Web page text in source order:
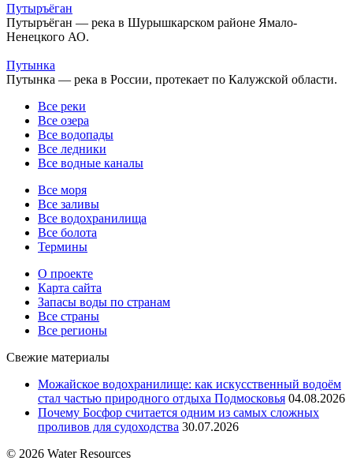
Путыръёган
Путыръёган — река в Шурышкарском районе Ямало-
Ненецкого АО.
Путынка
Путынка — река в России, протекает по Калужской области.
Все реки
Все озера
Все водопады
Все ледники
Все водные каналы
Все моря
Все заливы
Все водохранилища
Все болота
Термины
О проекте
Карта сайта
Запасы воды по странам
Все страны
Все регионы
Свежие материалы
Можайское водохранилище: как искусственный водоём
стал частью природного отдыха Подмосковья 04.08.2026
Почему Босфор считается одним из самых сложных
проливов для судоходства 30.07.2026
© 2026 Water Resources